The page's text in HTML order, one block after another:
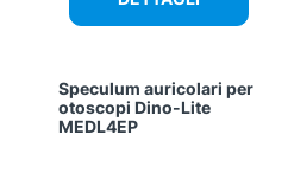
Speculum auricolari per
otoscopi Dino-Lite
MEDL4EP